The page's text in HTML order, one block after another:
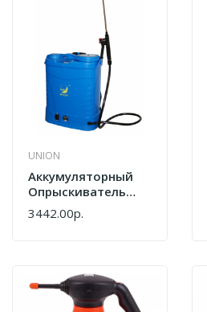
UNION
Аккумуляторный
Опрыскиватель
UNION
Опрыскиватель
3442.00р.